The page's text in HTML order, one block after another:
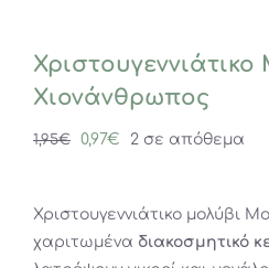
Χιονάνθρωπος
1,95€
Original
1,95€.
0,97€ Η
είναι:
0,97€.
2 σε απόθεμα
Χριστουγεννιάτικο μολύβι
χαριτωμένα διακοσμητικό